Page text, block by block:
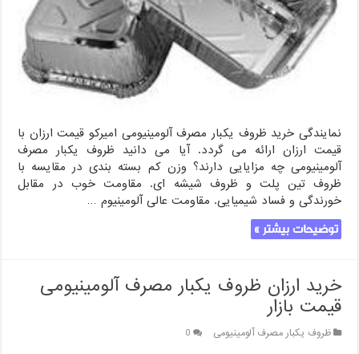
نمایندگی خرید ظروف یکبار مصرف آلومینیومی امیرکو قیمت ارزان با
قیمت ارزان ارائه می گردد. آیا می دانید ظروف یکبار مصرف
آلومینیومی چه مزایایی دارند؟ وزن کم بسته بندی در مقایسه با
ظروف تین پلت و ظروف شیشه ای. مقاومت خوب در مقابل
خورندگی و فساد شیمیایی. مقاومت عالی آلومینیوم …
توضیحات بیشتر »
خرید ارزان ظروف یکبار مصرف آلومینیومی
قیمت بازار
ظروف یکبار مصرف آلومینیومی 0